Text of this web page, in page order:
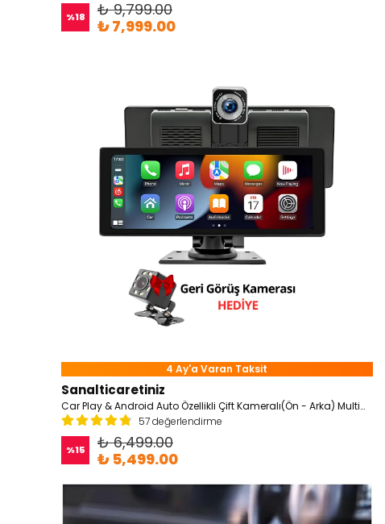
%18
₺ 9,799.00
₺ 7,999.00
4 Ay'a Varan Taksit
Sanalticaretiniz
Car Play & Android Auto Özellikli Çift Kameralı(Ön - Arka) Multimedya Araç Ekranı
57 değerlendirme
%15
₺ 6,499.00
₺ 5,499.00